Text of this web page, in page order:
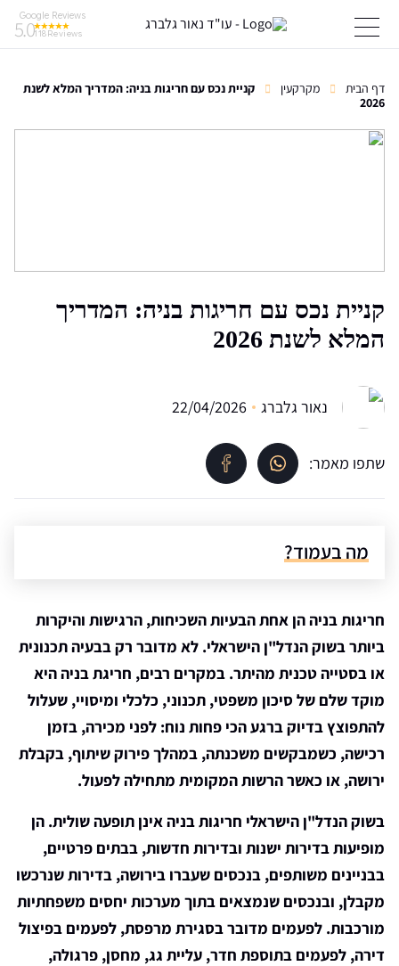
Google Reviews
5.0118Reviews
דף הבית מקרקעין
קניית נכס עם חריגות בניה: המדריך המלא לשנת
2026
קניית נכס עם חריגות בניה: המדריך
המלא לשנת 2026
נאור גלברג 22/04/2026
שתפו מאמר:
מה בעמוד?
חריגות בניה הן אחת הבעיות השכיחות, הרגישות והיקרות
ביותר בשוק הנדל"ן הישראלי. לא מדובר רק בבעיה תכנונית
או בסטייה טכנית מהיתר. במקרים רבים, חריגת בניה היא
מוקד שלם של סיכון משפטי, תכנוני, כלכלי ומיסויי, שעלול
להתפוצץ בדיוק ברגע הכי פחות נוח: לפני מכירה, בזמן
רכישה, כשמבקשים משכנתה, במהלך פירוק שיתוף, בקבלת
ירושה, או כאשר הרשות המקומית מתחילה לפעול.
בשוק הנדל"ן הישראלי חריגות בניה אינן תופעה שולית. הן
מופיעות בדירות ישנות ובדירות חדשות, בבתים פרטיים,
בבניינים משותפים, בנכסים שעברו בירושה, בדירות שנרכשו
מקבלן, ובנכסים שנמצאים בתוך מערכות יחסים משפחתיות
מורכבות. לפעמים מדובר בסגירת מרפסת, לפעמים בפיצול
דירה, לפעמים בתוספת חדר, עליית גג, מחסן, פרגולה,